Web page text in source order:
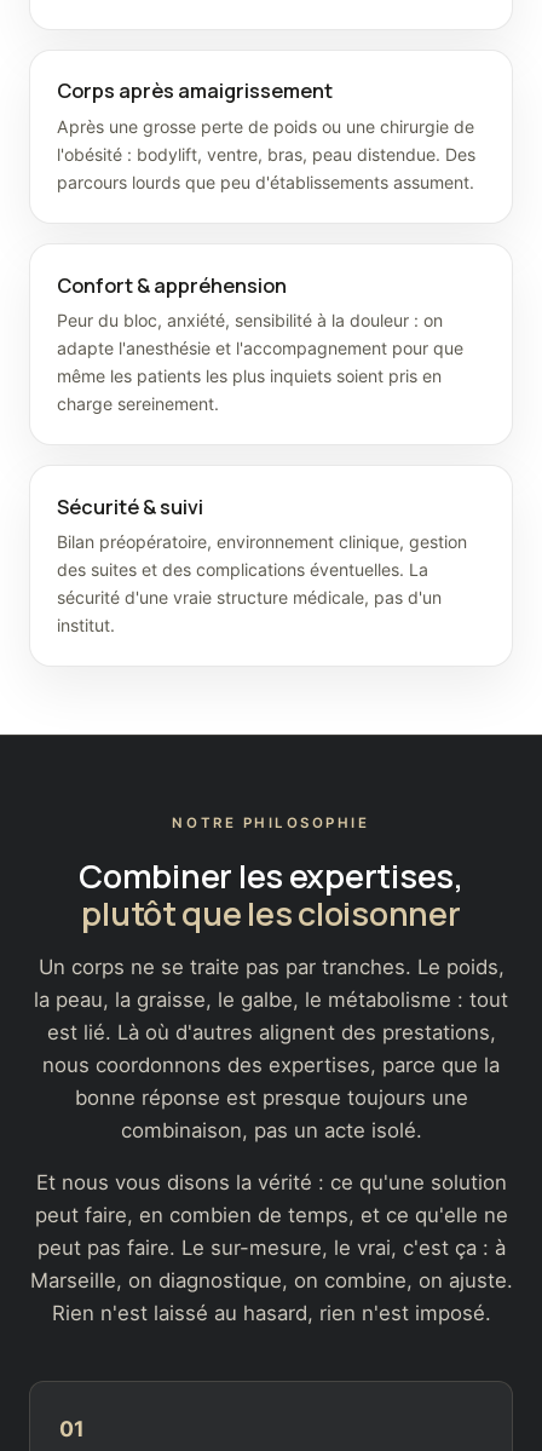
Corps après amaigrissement
Après une grosse perte de poids ou une chirurgie de
l'obésité : bodylift, ventre, bras, peau distendue. Des
parcours lourds que peu d'établissements assument.
Confort & appréhension
Peur du bloc, anxiété, sensibilité à la douleur : on
adapte l'anesthésie et l'accompagnement pour que
même les patients les plus inquiets soient pris en
charge sereinement.
Sécurité & suivi
Bilan préopératoire, environnement clinique, gestion
des suites et des complications éventuelles. La
sécurité d'une vraie structure médicale, pas d'un
institut.
NOTRE PHILOSOPHIE
Combiner les expertises,
plutôt que les cloisonner
Un corps ne se traite pas par tranches. Le poids,
la peau, la graisse, le galbe, le métabolisme : tout
est lié. Là où d'autres alignent des prestations,
nous coordonnons des expertises, parce que la
bonne réponse est presque toujours une
combinaison, pas un acte isolé.
Et nous vous disons la vérité : ce qu'une solution
peut faire, en combien de temps, et ce qu'elle ne
peut pas faire. Le sur-mesure, le vrai, c'est ça : à
Marseille, on diagnostique, on combine, on ajuste.
Rien n'est laissé au hasard, rien n'est imposé.
01